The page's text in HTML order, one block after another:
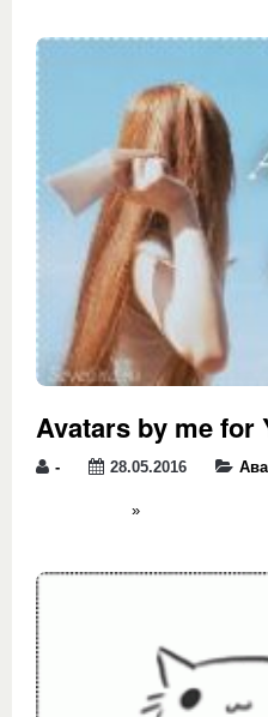
Avatars by me for
- 28.05.2016
»